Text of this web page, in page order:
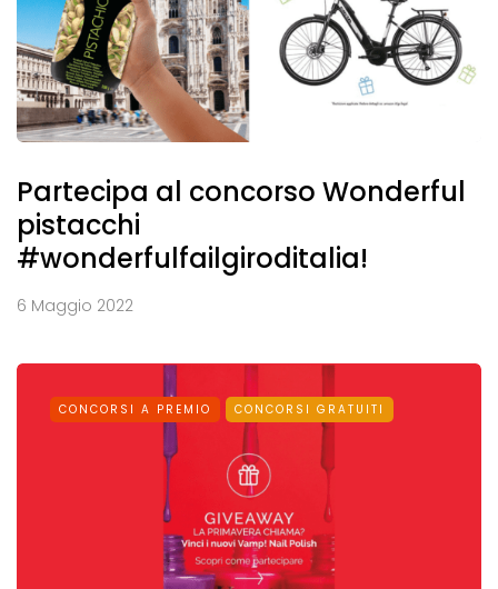
Partecipa al concorso Wonderful
pistacchi
#wonderfulfailgiroditalia!
6 Maggio 2022
CONCORSI A PREMIO CONCORSI GRATUITI